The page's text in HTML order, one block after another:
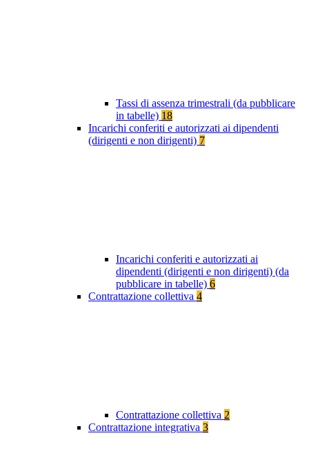
Tassi di assenza trimestrali (da pubblicare
in tabelle) 18
Incarichi conferiti e autorizzati ai dipendenti
(dirigenti e non dirigenti) 7
Incarichi conferiti e autorizzati ai
dipendenti (dirigenti e non dirigenti) (da
pubblicare in tabelle) 6
Contrattazione collettiva 4
Contrattazione collettiva 2
Contrattazione integrativa 3